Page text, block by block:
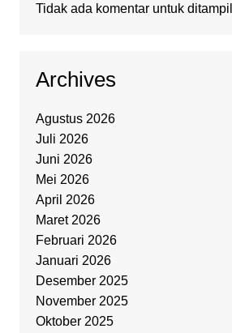
Tidak ada komentar untuk
Archives
Agustus 2026
Juli 2026
Juni 2026
Mei 2026
April 2026
Maret 2026
Februari 2026
Januari 2026
Desember 2025
November 2025
Oktober 2025